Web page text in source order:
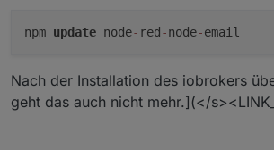
npm update node- red -node-email
Nach der Installation des iobrokers
geht das auch nicht mehr.](</